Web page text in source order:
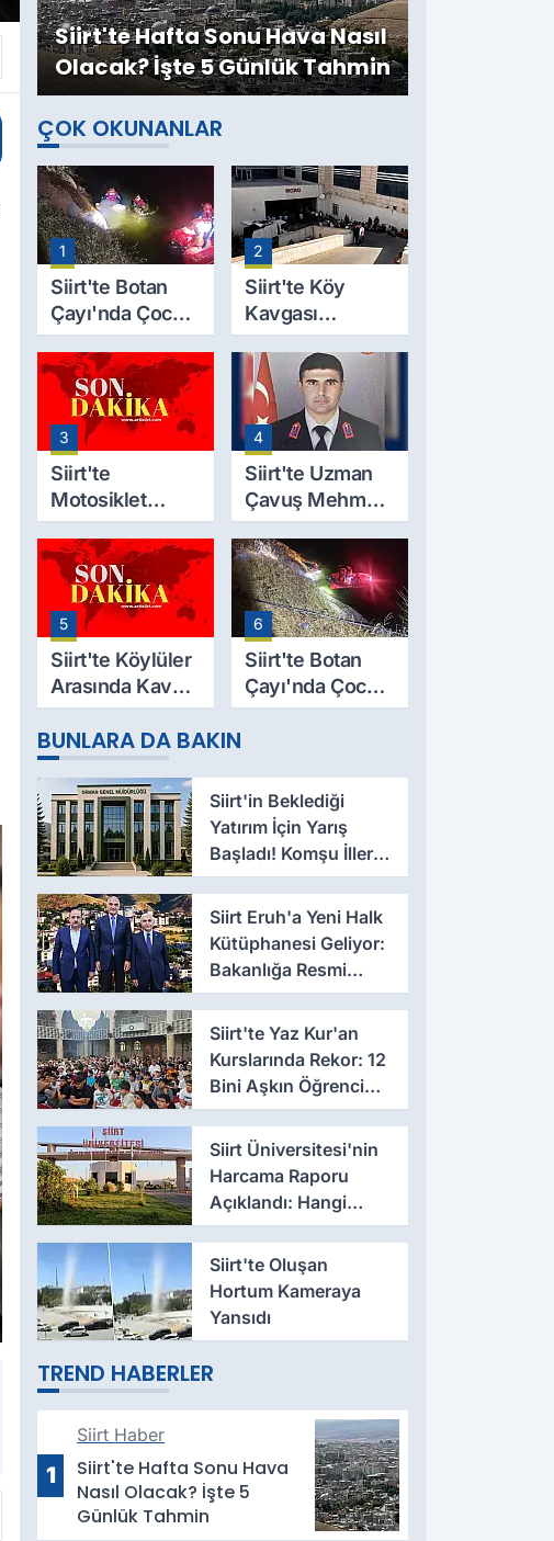
Siirt'te Hafta Sonu Hava Nasıl
Olacak? İşte 5 Günlük Tahmin
ÇOK OKUNANLAR
1
Siirt'te Botan
Çayı'nda Çocuk
Cesedi
Bulundu: Kayıp
Baba İçin Arama
Çalışmaları
Başlıyor
2
Siirt'te Köy
Kavgası
Cinayetle
Sonuçlandı:
Selim B.
Hayatını
Kaybetti
3
Siirt'te
Motosiklet
Kazası Can Aldı:
39 Yaşındaki
Mesut Yıldız
Hayatını
Kaybetti
4
Siirt'te Uzman
Çavuş Mehmet
Salih Sarıyer,
Evinde Ölü
Bulundu
5
Siirt'te Köylüler
Arasında Kavga:
2 Yaralı, Birinin
Durumu Ağır
6
Siirt'te Botan
Çayı'nda Çocuk
Cesedi Bulundu
BUNLARA DA BAKIN
Siirt'in Beklediği
Yatırım İçin Yarış
Başladı! Komşu İller
Devrede
Siirt Eruh'a Yeni Halk
Kütüphanesi Geliyor:
Bakanlığa Resmi
Talep İletildi
Siirt'te Yaz Kur'an
Kurslarında Rekor: 12
Bini Aşkın Öğrenci
Eğitim Alıyor
Siirt Üniversitesi'nin
Harcama Raporu
Açıklandı: Hangi
Fakülte Ne Kadar
Harcadı Belli Oldu
Siirt'te Oluşan
Hortum Kameraya
Yansıdı
TREND HABERLER
1
Siirt Haber
Siirt'te Hafta Sonu Hava
Nasıl Olacak? İşte 5
Günlük Tahmin